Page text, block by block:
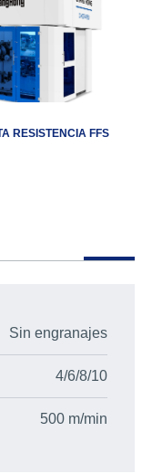
RESISTENCIA FFS
Sin engranajes
4/6/8/10
500 m/min